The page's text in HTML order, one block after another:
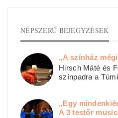
NÉPSZERŰ BEJEGYZÉSEK
„A színház
Hirsch Máté és
színpadra a
„Egy
A 3 testőr